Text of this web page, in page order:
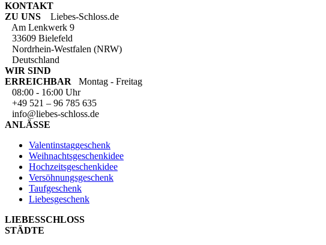
KONTAKT
ZU UNS
Liebes-Schloss.de
Am Lenkwerk 9
33609 Bielefeld
Nordrhein-Westfalen (NRW)
Deutschland
WIR SIND
ERREICHBAR
Montag - Freitag
08:00 - 16:00 Uhr
+49 521 – 96 785 635
info@liebes-schloss.de
ANLÄSSE
Valentinstaggeschenk
Weihnachtsgeschenkidee
Hochzeitsgeschenkidee
Versöhnungsgeschenk
Taufgeschenk
Liebesgeschenk
LIEBESSCHLOSS
STÄDTE